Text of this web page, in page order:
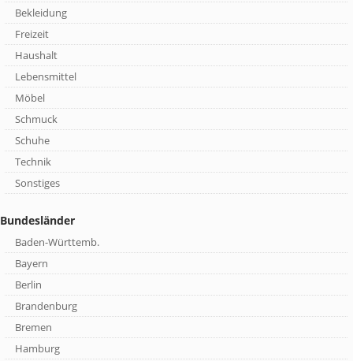
Bekleidung
Freizeit
Haushalt
Lebensmittel
Möbel
Schmuck
Schuhe
Technik
Sonstiges
Bundesländer
Baden-Württemb.
Bayern
Berlin
Brandenburg
Bremen
Hamburg